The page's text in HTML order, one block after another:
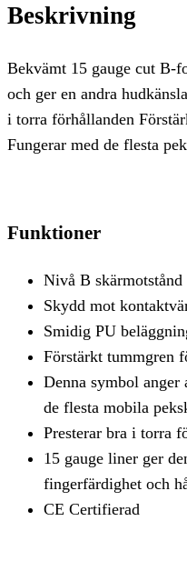
Beskrivning
Bekvämt 15 gauge cut B-
och ger en andra
i torra förhållanden
Fungerar med de flesta
Funktioner
Nivå B skärmotstånd
Skydd mot
Smidig PU
Förstärkt tummgren
Denna symbol anger
de flesta mobila
Presterar bra i torra
15 gauge liner ger
fingerfärdighet och
CE Certifierad